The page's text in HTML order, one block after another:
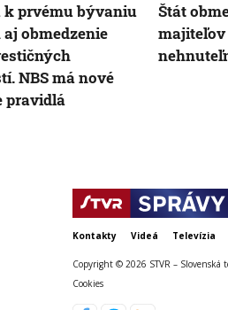
k prvému bývaniu
obmedzenie
NBS má nové
pravidlá
Štát
Kontakty Videá Televízia
Copyright © 2026 STVR – Slovenská
Cookies